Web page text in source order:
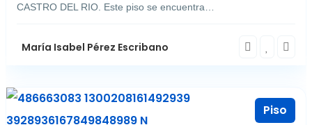
CASTRO DEL RIO. Este piso se encuentra…
María Isabel Pérez Escribano
Piso